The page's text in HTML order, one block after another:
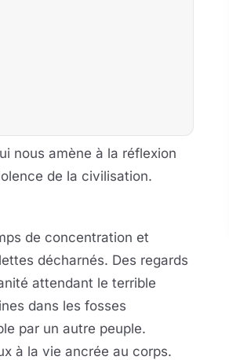
nous amène à la réflexion
de la civilisation.
de concentration et
décharnés. Des regards
attendant le terrible
dans les fosses
par un autre peuple.
à la vie ancrée au corps.